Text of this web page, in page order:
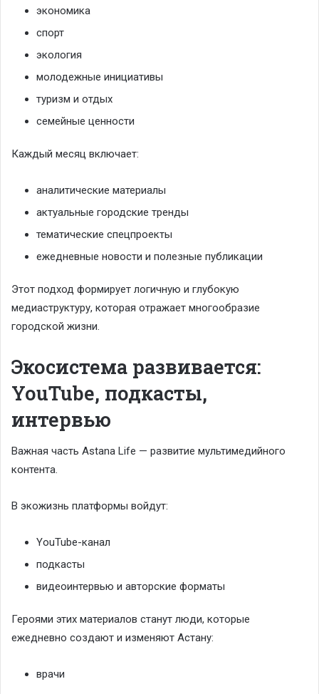
экономика
спорт
экология
молодежные инициативы
туризм и отдых
семейные ценности
Каждый месяц включает:
аналитические материалы
актуальные городские тренды
тематические спецпроекты
ежедневные новости и полезные публикации
Этот подход формирует логичную и глубокую
медиаструктуру, которая отражает многообразие
городской жизни.
Экосистема развивается:
YouTube, подкасты,
интервью
Важная часть Astana Life — развитие мультимедийного
контента.
В экожизнь платформы войдут:
YouTube-канал
подкасты
видеоинтервью и авторские форматы
Героями этих материалов станут люди, которые
ежедневно создают и изменяют Астану:
врачи